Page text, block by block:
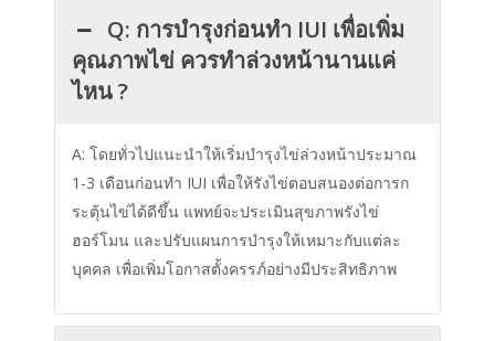
Q: การบำรุงก่อนทำ IUI เพื่อเพิ่ม
คุณภาพไข่ ควรทำล่วงหน้านานแค่
ไหน ?
A: โดยทั่วไปแนะนำให้เริ่มบำรุงไข่ล่วงหน้าประมาณ
1-3 เดือนก่อนทำ IUI เพื่อให้รังไข่ตอบสนองต่อการก
ระตุ้นไข่ได้ดีขึ้น แพทย์จะประเมินสุขภาพรังไข่
ฮอร์โมน และปรับแผนการบำรุงให้เหมาะกับแต่ละ
บุคคล เพื่อเพิ่มโอกาสตั้งครรภ์อย่างมีประสิทธิภาพ